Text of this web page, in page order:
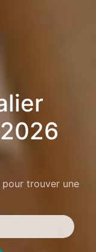
trouver une